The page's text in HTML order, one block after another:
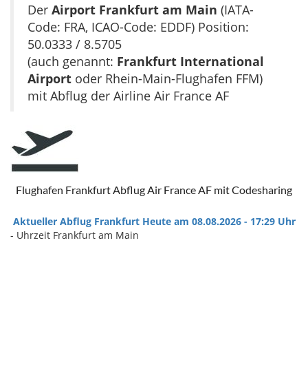
Der Airport Frankfurt am Main (IATA-
Code: FRA, ICAO-Code: EDDF) Position:
50.0333 / 8.5705
(auch genannt: Frankfurt International
Airport oder Rhein-Main-Flughafen FFM)
mit Abflug der Airline Air France AF
Flughafen Frankfurt Abflug Air France AF mit Codesharing
Aktueller Abflug Frankfurt Heute am 08.08.2026 - 17:29 Uhr
- Uhrzeit Frankfurt am Main